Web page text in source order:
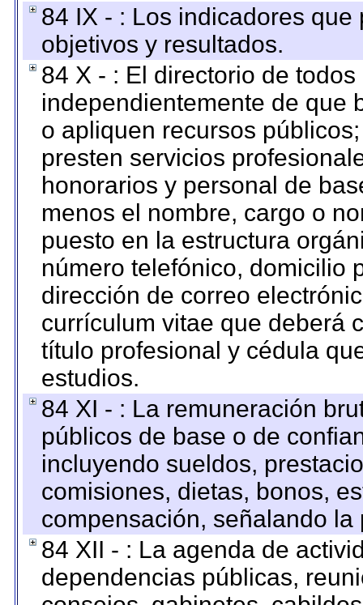
84 IX - : Los indicadores
objetivos y resultados.
84 X - : El directorio de
independientemente de que
o apliquen recursos
presten servicios
honorarios y personal de
menos el nombre, cargo o
puesto en la estructura
número telefónico, domicilio
dirección de correo
currículum vitae que deberá
título profesional y cédula
estudios.
84 XI - : La remuneración
públicos de base o de
incluyendo sueldos,
comisiones, dietas, bonos,
compensación, señalando
84 XII - : La agenda de
dependencias públicas,